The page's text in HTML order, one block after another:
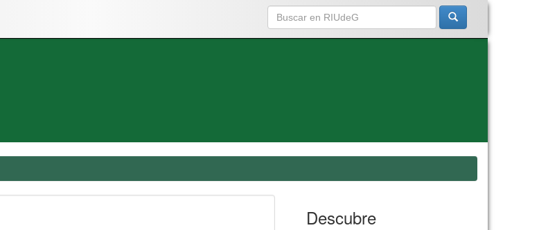
Descubre